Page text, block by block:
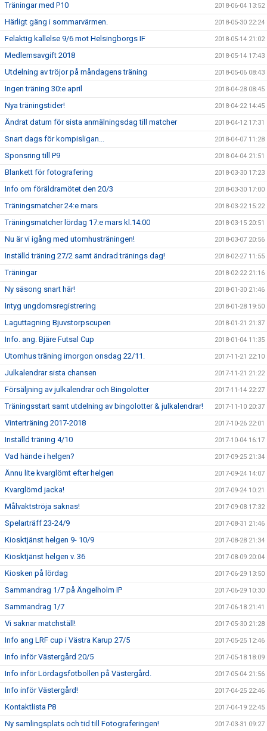
Träningar med P10 2018-06-04 13:52
Härligt gäng i sommarvärmen. 2018-05-30 22:24
Felaktig kallelse 9/6 mot Helsingborgs IF 2018-05-14 21:02
Medlemsavgift 2018 2018-05-14 17:43
Utdelning av tröjor på måndagens träning 2018-05-06 08:43
Ingen träning 30:e april 2018-04-28 08:45
Nya träningstider! 2018-04-22 14:45
Ändrat datum för sista anmälningsdag till matcher 2018-04-12 17:31
Snart dags för kompisligan... 2018-04-07 11:28
Sponsring till P9 2018-04-04 21:51
Blankett för fotografering 2018-03-30 17:23
Info om föräldramötet den 20/3 2018-03-30 17:00
Träningsmatcher 24:e mars 2018-03-22 15:22
Träningsmatcher lördag 17:e mars kl.14:00 2018-03-15 20:51
Nu är vi igång med utomhusträningen! 2018-03-07 20:56
Inställd träning 27/2 samt ändrad tränings dag! 2018-02-27 11:55
Träningar 2018-02-22 21:16
Ny säsong snart här! 2018-01-30 21:46
Intyg ungdomsregistrering 2018-01-28 19:50
Laguttagning Bjuvstorpscupen 2018-01-21 21:37
Info. ang. Bjäre Futsal Cup 2018-01-04 11:35
Utomhus träning imorgon onsdag 22/11. 2017-11-21 22:10
Julkalendrar sista chansen 2017-11-21 21:22
Försäljning av julkalendrar och Bingolotter 2017-11-14 22:27
Träningsstart samt utdelning av bingolotter & julkalendrar! 2017-11-10 20:37
Vinterträning 2017-2018 2017-10-26 22:01
Inställd träning 4/10 2017-10-04 16:17
Vad hände i helgen? 2017-09-25 21:34
Ännu lite kvarglömt efter helgen 2017-09-24 14:07
Kvarglömd jacka! 2017-09-24 10:21
Målvaktströja saknas! 2017-09-08 17:32
Spelarträff 23-24/9 2017-08-31 21:46
Kiosktjänst helgen 9- 10/9 2017-08-28 21:34
Kiosktjänst helgen v. 36 2017-08-09 20:04
Kiosken på lördag 2017-06-29 13:50
Sammandrag 1/7 på Ängelholm IP 2017-06-29 10:30
Sammandrag 1/7 2017-06-18 21:41
Vi saknar matchställ! 2017-05-30 21:28
Info ang LRF cup i Västra Karup 27/5 2017-05-25 12:46
Info inför Västergård 20/5 2017-05-18 18:09
Info inför Lördagsfotbollen på Västergård. 2017-05-04 21:56
Info inför Västergård! 2017-04-25 22:46
Kontaktlista P8 2017-04-19 22:45
Ny samlingsplats och tid till Fotograferingen! 2017-03-31 09:27